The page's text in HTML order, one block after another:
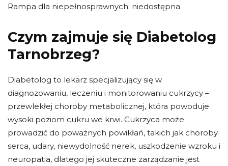
Rampa dla niepełnosprawnych: niedostępna
Czym zajmuje się Diabetolog
Tarnobrzeg?
Diabetolog to lekarz specjalizujący się w
diagnozowaniu, leczeniu i monitorowaniu cukrzycy –
przewlekłej choroby metabolicznej, która powoduje
wysoki poziom cukru we krwi. Cukrzyca może
prowadzić do poważnych powikłań, takich jak choroby
serca, udary, niewydolność nerek, uszkodzenie wzroku i
neuropatia, dlatego jej skuteczne zarządzanie jest